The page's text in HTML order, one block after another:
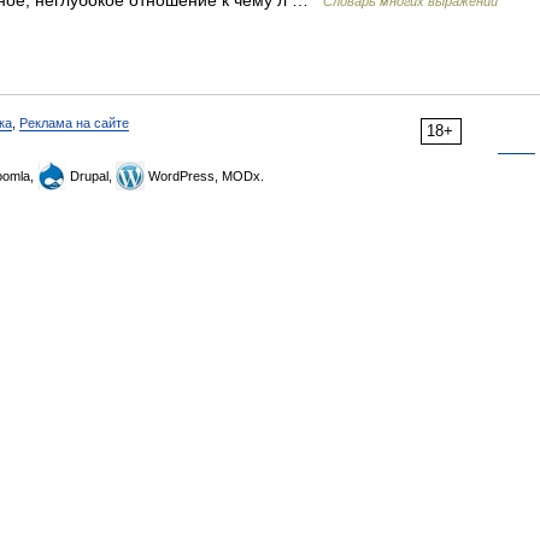
18+
Реклама на сайте
Drupal, WordPress, MODx.